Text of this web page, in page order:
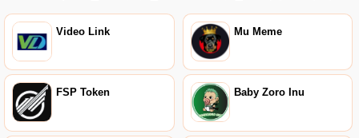
Video Link Mu Meme
FSP Token Baby Zoro Inu